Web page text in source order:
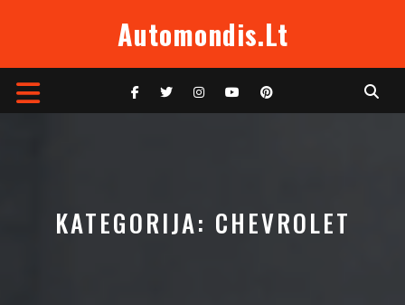
Automondis.lt
Open
KATEGORIJA: CHEVROLET